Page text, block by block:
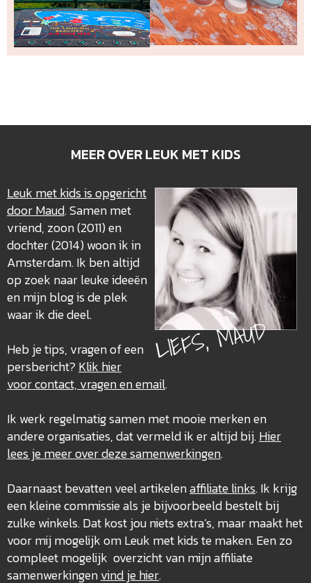
MEER OVER LEUK MET KIDS
LIEFS, MAUD
Leuk met kids is opgericht
door Maud. Samen met
vriend, zoon (2011) en
dochter (2014) woon ik in
Amsterdam. Ik ben altijd
op zoek naar leuke ideeën
en mijn blog is de plek
waar ik die deel.
Heb je tips, vragen of een
persbericht?Klik hier
voor contact, vragen en email.
Ik werk regelmatig samen met mooie merken en
andere organisaties, dat vermeld ik er altijd bij.Hier
lees je meer over dezesamenwerkingen.
Daarnaast bevatten veel artikelenaffiliate links. Ik krijg
een kleine commissie als je bijvoorbeeld bestelt bij
zulke winkels. Dat kost jou niets extra’s, maar maakt het
voor mij mogelijk om Leuk met kids te maken. Een zo
compleet mogelijk overzicht van mijn affiliate
samenwerkingenvind je hier.